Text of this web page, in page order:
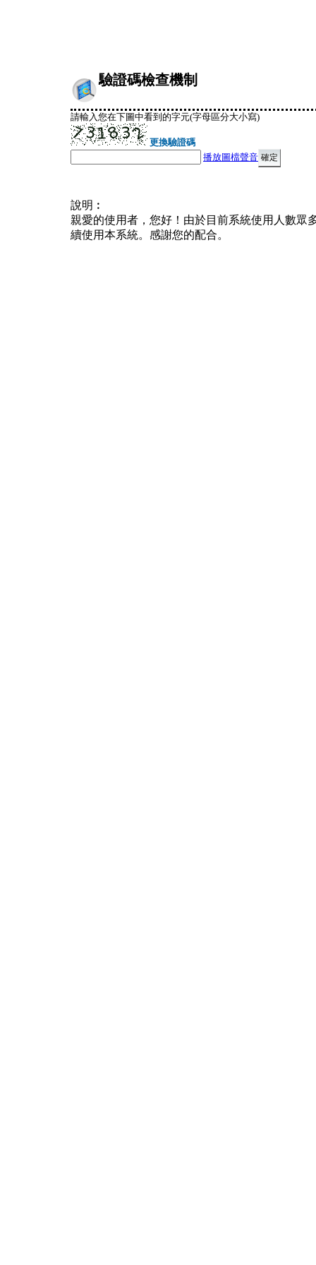
驗證碼檢查機制
請輸入您在下圖中看到的字元(字母區分大小寫)
更換驗證碼
播放圖檔聲音
說明︰
親愛的使用者，您好！由於目前系統使用人數眾
續使用本系統。感謝您的配合。